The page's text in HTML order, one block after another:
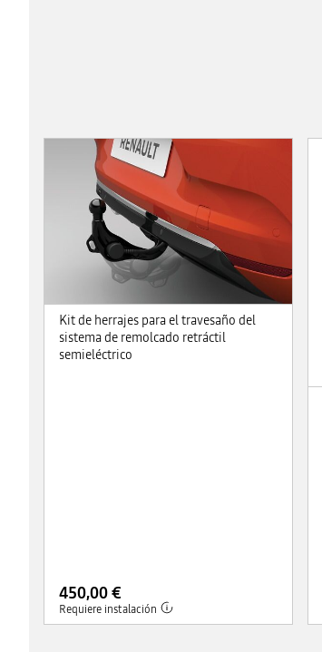
Kit de herrajes para el travesaño del
sistema de remolcado retráctil
semieléctrico
450,00 €
Requiere instalación